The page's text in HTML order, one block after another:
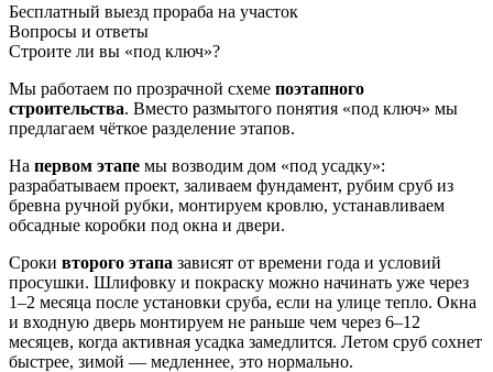
Бесплатный выезд прораба на участок
Вопросы и ответы
Строите ли вы «под ключ»?
Мы работаем по прозрачной схеме поэтапного
строительства. Вместо размытого понятия «под ключ» мы
предлагаем чёткое разделение этапов.
На первом этапе мы возводим дом «под усадку»:
разрабатываем проект, заливаем фундамент, рубим сруб из
бревна ручной рубки, монтируем кровлю, устанавливаем
обсадные коробки под окна и двери.
Сроки второго этапа зависят от времени года и условий
просушки. Шлифовку и покраску можно начинать уже через
1–2 месяца после установки сруба, если на улице тепло. Окна
и входную дверь монтируем не раньше чем через 6–12
месяцев, когда активная усадка замедлится. Летом сруб сохнет
быстрее, зимой — медленнее, это нормально.